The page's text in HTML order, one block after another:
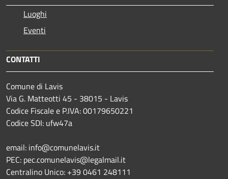
Luoghi
Eventi
CONTATTI
Comune di Lavis
Via G. Matteotti 45 - 38015 - Lavis
Codice Fiscale e P.IVA: 00179650221
Codice SDI: ufw47a
email: info@comunelavis.it
PEC: pec.comunelavis@legalmail.it
Centralino Unico: +39 0461 248111